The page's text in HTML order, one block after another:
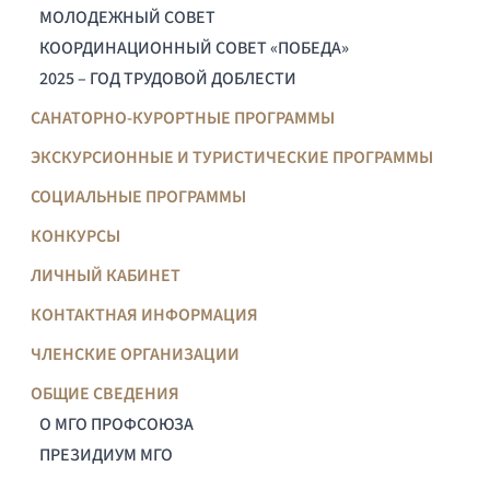
МОЛОДЕЖНЫЙ СОВЕТ
КООРДИНАЦИОННЫЙ СОВЕТ «ПОБЕДА»
2025 – ГОД ТРУДОВОЙ ДОБЛЕСТИ
САНАТОРНО-КУРОРТНЫЕ ПРОГРАММЫ
ЭКСКУРСИОННЫЕ И ТУРИСТИЧЕСКИЕ ПРОГРАММЫ
СОЦИАЛЬНЫЕ ПРОГРАММЫ
КОНКУРСЫ
ЛИЧНЫЙ КАБИНЕТ
КОНТАКТНАЯ ИНФОРМАЦИЯ
ЧЛЕНСКИЕ ОРГАНИЗАЦИИ
ОБЩИЕ СВЕДЕНИЯ
О МГО ПРОФСОЮЗА
ПРЕЗИДИУМ МГО